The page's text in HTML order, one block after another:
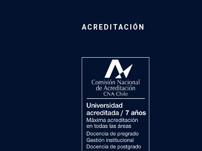
ACREDITACIÓN